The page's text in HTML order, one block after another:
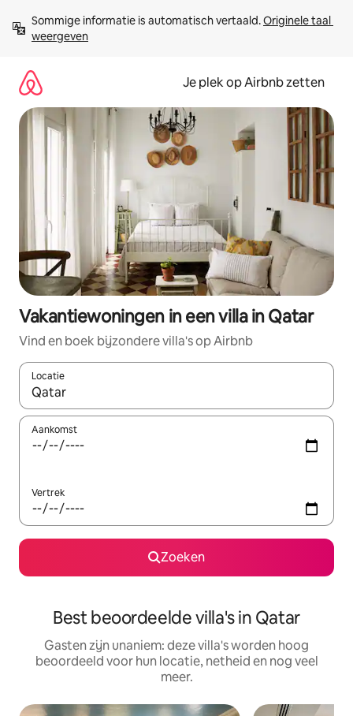
direct
naar
Sommige informatie is automatisch vertaald. Originele taal
weergeven
Je plek op Airbnb zetten
Vakantiewoningen in een villa in Qatar
Vind en boek bijzondere villa's op Airbnb
Locatie
Wanneer er resultaten beschikbaar zijn, maak je een keuze
Aankomst
Vertrek
Zoeken
Best beoordeelde villa's in Qatar
Gasten zijn unaniem: deze villa's worden hoog
beoordeeld voor hun locatie, netheid en nog veel
meer.